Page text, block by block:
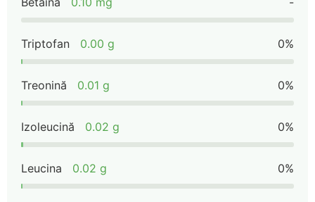
Triptofan 0.00 g 0%
Treonină 0.01 g 0%
Izoleucină 0.02 g 0%
Leucina 0.02 g 0%